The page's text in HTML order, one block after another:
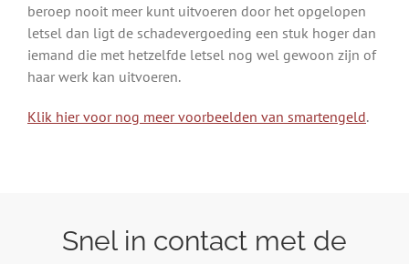
beroep nooit meer kunt uitvoeren door het opgelopen
letsel dan ligt de schadevergoeding een stuk hoger dan
iemand die met hetzelfde letsel nog wel gewoon zijn of
haar werk kan uitvoeren.
Klik hier voor nog meer voorbeelden van smartengeld.
Snel in contact met de